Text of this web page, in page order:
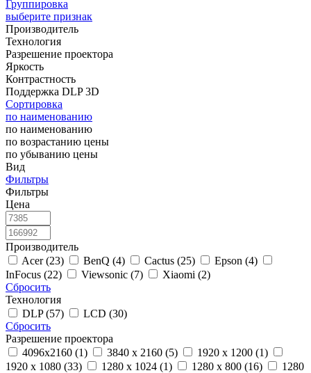
Группировка
выберите признак
Производитель
Технология
Разрешение проектора
Яркость
Контрастность
Поддержка DLP 3D
Сортировка
по наименованию
по наименованию
по возрастанию цены
по убыванию цены
Вид
Фильтры
Фильтры
Цена
Производитель
Acer (23)
BenQ (4) Cactus (25)
Epson (4)
InFocus (22)
Viewsonic (7)
Xiaomi (2)
Сбросить
Технология
DLP (57)
LCD (30)
Сбросить
Разрешение проектора
4096x2160 (1)
3840 x 2160 (5)
1920 x 1200 (1)
1920 x 1080 (33)
1280 x 1024 (1) 1280 x 800 (16)
1280